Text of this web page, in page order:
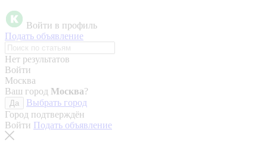
Войти в профиль
Подать объявление
Нет результатов
Войти
Москва
Ваш город Москва?
Да
Выбрать город
Город подтверждён
Войти Подать объявление